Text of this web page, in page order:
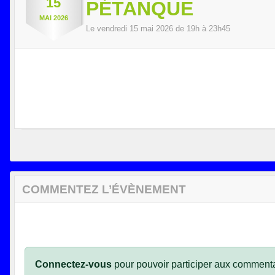
MAI 2026 PÉTANQUE
Le vendredi 15 mai 2026 de 19h à 23h45
COMMENTEZ L’ÉVÈNEMENT
Connectez-vous pour pouvoir participer aux